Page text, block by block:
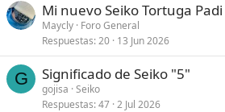
Mi nuevo Seiko Tortuga Padi
Maycly Foro General
Respuestas 20 13 Jun 2026
G Significado de Seiko "5"
gojisa Seiko
Respuestas 47 2 Jul 2026